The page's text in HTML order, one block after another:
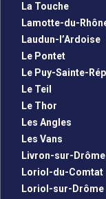
La Touche
Lamotte-du-
Laudun-l’Ardoise
Le Pontet
Le Puy-Sainte-
Le Teil
Le Thor
Les Angles
Les Vans
Livron-sur-Drôme
Loriol-du-Comtat
Loriol-sur-Drôme